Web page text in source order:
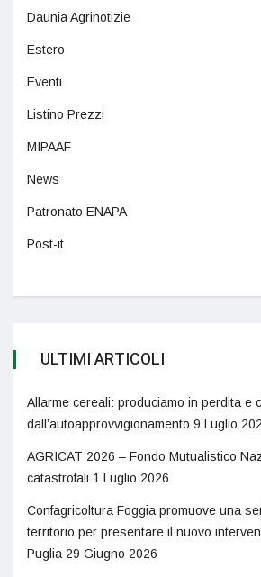
Daunia Agrinotizie
Estero
Eventi
Listino Prezzi
MIPAAF
News
Patronato ENAPA
Post-it
ULTIMI ARTICOLI
Allarme cereali: produciamo in perdita e
dall’autoapprovvigionamento 9 Luglio
AGRICAT 2026 – Fondo Mutualistico
catastrofali 1 Luglio 2026
Confagricoltura Foggia promuove una
territorio per presentare il nuovo
Puglia 29 Giugno 2026